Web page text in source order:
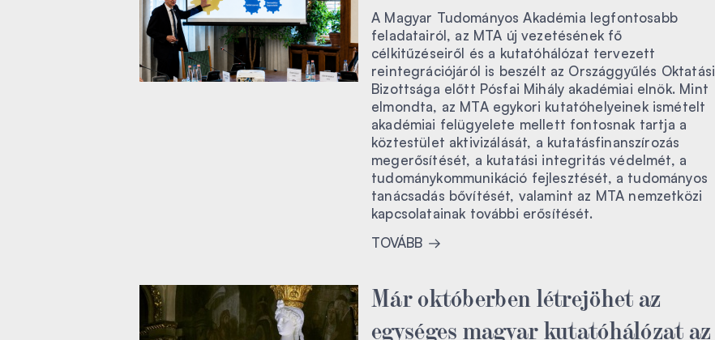
A Magyar Tudományos Akadémia legfontosabb
feladatairól, az MTA új vezetésének fő
célkitűzéseiről és a kutatóhálózat tervezett
reintegrációjáról is beszélt az Országgyűlés Oktatási
Bizottsága előtt Pósfai Mihály akadémiai elnök. Mint
elmondta, az MTA egykori kutatóhelyeinek ismételt
akadémiai felügyelete mellett fontosnak tartja a
köztestület aktivizálását, a kutatásfinanszírozás
megerősítését, a kutatási integritás védelmét, a
tudománykommunikáció fejlesztését, a tudományos
tanácsadás bővítését, valamint az MTA nemzetközi
kapcsolatainak további erősítését.
TOVÁBB
Már októberben létrejöhet az
egységes magyar kutatóhálózat az